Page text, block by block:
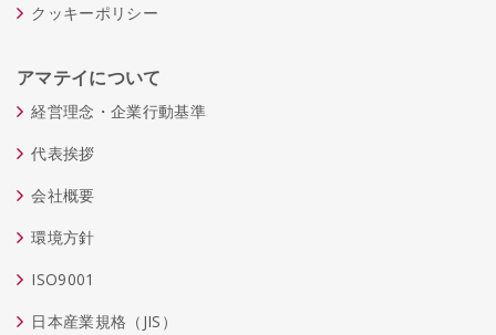
クッキーポリシー
アマテイについて
経営理念・企業行動基準
代表挨拶
会社概要
環境方針
ISO9001
日本産業規格（JIS）